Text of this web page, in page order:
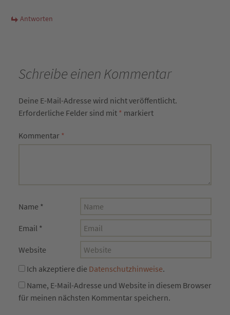
Antworten
Schreibe einen Kommentar
Deine E-Mail-Adresse wird nicht veröffentlicht.
Erforderliche Felder sind mit * markiert
Kommentar *
Name *
Email *
Website
Ich akzeptiere die Datenschutzhinweise.
Name, E-Mail-Adresse und Website in diesem Browser
für meinen nächsten Kommentar speichern.